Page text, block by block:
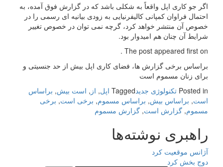
اگر جو کاری اپل واقعاً به شکلی باشد که در گزارش فوق آمده، به
احتمال فراوان کمپانی کالیفرنیایی به زودی بیانیه ای رسمی را در
خصوص آن منتشر خواهد کرد، گرچه نمی توان در خصوص تغییر
شرایط آن چنان هم امیدوار بود.
The post appeared first on .
براساس برخی گزارش ها، فضای کاری اپل بیش از حد جنسیتی و
برای زنان مسموم است
Posted in تکنولوژی جدیدTagged اپل, از , است بیش, براساس
است, براساس بیش, براساس مسموم, برخی است, برخی
مسموم, گزارش است, گزارش مسموم
راهبری نوشته‌ها
آژانس موقعیت کرد
دوج بخش کرد